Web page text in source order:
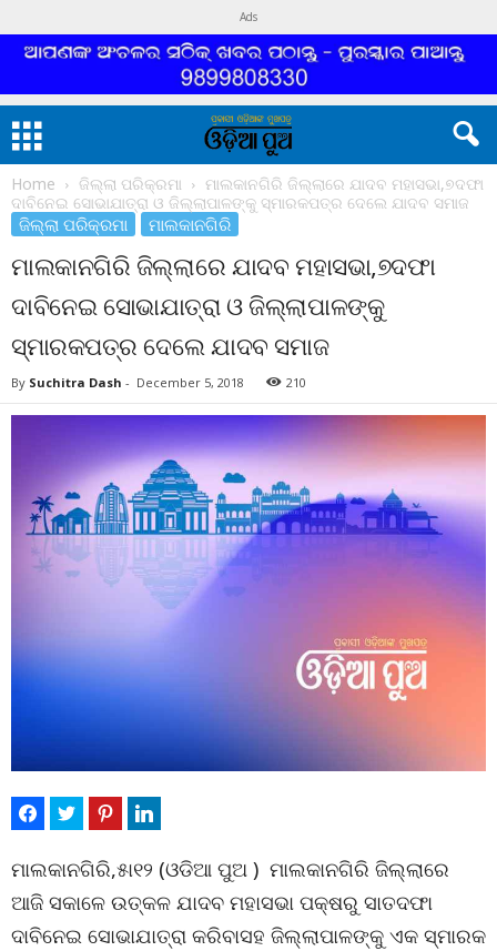
Ads
Home ଜିଲ୍ଲା ପରିକ୍ରମା
ମାଲକାନଗିରି ଜିଲ୍ଲାରେ ଯାଦବ ମହାସଭା,୭ଦଫା
ଦାବିନେଇ ସୋଭାଯାତ୍ରା ଓ ଜିଲ୍ଲାପାଳଙ୍କୁ ସ୍ମାରକପତ୍ର ଦେଲେ ଯାଦବ ସମାଜ
ଜିଲ୍ଲା ପରିକ୍ରମା ମାଲକାନଗିରି
ମାଲକାନଗିରି ଜିଲ୍ଲାରେ ଯାଦବ ମହାସଭା,୭ଦଫା
ଦାବିନେଇ ସୋଭାଯାତ୍ରା ଓ ଜିଲ୍ଲାପାଳଙ୍କୁ
ସ୍ମାରକପତ୍ର ଦେଲେ ଯାଦବ ସମାଜ
By Suchitra Dash - December 5, 2018 210
ମାଲକାନଗିରି,୫ା୧୨ (ଓଡିଆ ପୁଅ ) ମାଲକାନଗିରି ଜିଲ୍ଲାରେ
ଆଜି ସକାଳେ ଉତ୍କଳ ଯାଦବ ମହାସଭା ପକ୍ଷରୁ ସାତଦଫା
ଦାବିନେଇ ସୋଭାଯାତ୍ରା କରିବାସହ ଜିଲ୍ଲାପାଳଙ୍କୁ ଏକ ସ୍ମାରକ